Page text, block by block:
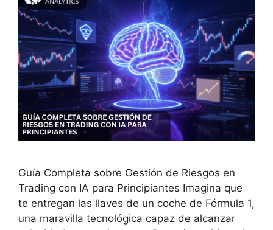
Guía Completa sobre Gestión de Riesgos en
Trading con IA para Principiantes Imagina que
te entregan las llaves de un coche de Fórmula 1,
una maravilla tecnológica capaz de alcanzar